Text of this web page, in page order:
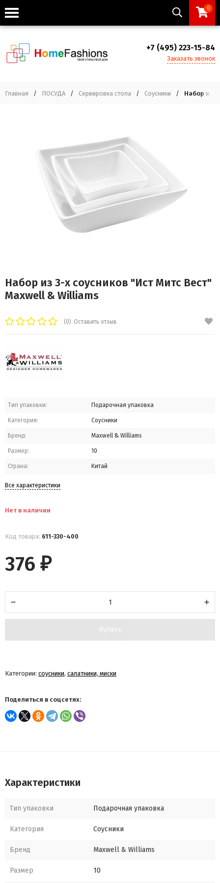
0
+7 (495) 223-15-84
Заказать звонок
Главная / ПОСУДА / Сервировка стола / Соусники / Набор из
Набор из 3-х соусников "Ист Митс Вест"
Maxwell & Williams
(0) Оставить отзыв
Тип упаковки: Подарочная упаковка
Категория: Соусники
Бренд: Maxwell & Williams
Размер: 10
Страна: Китай
Все характеристики
Нет в наличии
Код товара: 611-330-400
376 ₽
Купить
Категории: соусники, салатники, миски
Поделиться в соцсетях:
Характеристики
Тип упаковки Подарочная упаковка
Категория Соусники
Бренд Maxwell & Williams
Размер 10